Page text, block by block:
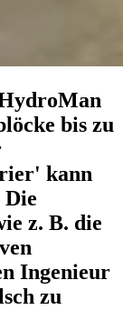
bis zu
kann
z. B. die
Ingenieur
zu